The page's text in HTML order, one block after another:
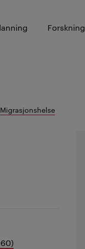
Forskning
Migrasjonshelse